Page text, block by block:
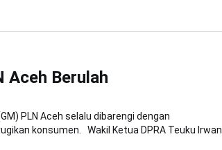
Aceh Berulah
PLN Aceh selalu dibarengi dengan
konsumen. Wakil Ketua DPRA Teuku Irwan